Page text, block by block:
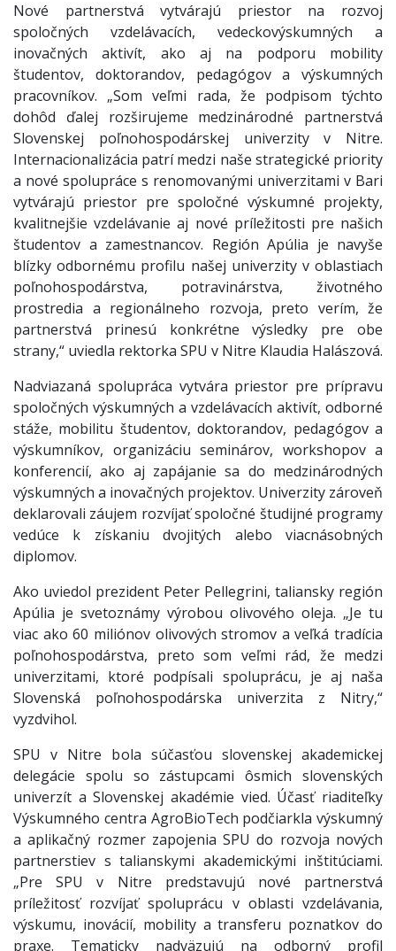
Nové partnerstvá vytvárajú priestor na rozvoj
spoločných vzdelávacích, vedeckovýskumných a
inovačných aktivít, ako aj na podporu mobility
študentov, doktorandov, pedagógov a výskumných
pracovníkov. „Som veľmi rada, že podpisom týchto
dohôd ďalej rozširujeme medzinárodné partnerstvá
Slovenskej poľnohospodárskej univerzity v Nitre.
Internacionalizácia patrí medzi naše strategické priority
a nové spolupráce s renomovanými univerzitami v Bari
vytvárajú priestor pre spoločné výskumné projekty,
kvalitnejšie vzdelávanie aj nové príležitosti pre našich
študentov a zamestnancov. Región Apúlia je navyše
blízky odbornému profilu našej univerzity v oblastiach
poľnohospodárstva, potravinárstva, životného
prostredia a regionálneho rozvoja, preto verím, že
partnerstvá prinesú konkrétne výsledky pre obe
strany,“ uviedla rektorka SPU v Nitre Klaudia Halászová.
Nadviazaná spolupráca vytvára priestor pre prípravu
spoločných výskumných a vzdelávacích aktivít, odborné
stáže, mobilitu študentov, doktorandov, pedagógov a
výskumníkov, organizáciu seminárov, workshopov a
konferencií, ako aj zapájanie sa do medzinárodných
výskumných a inovačných projektov. Univerzity zároveň
deklarovali záujem rozvíjať spoločné študijné programy
vedúce k získaniu dvojitých alebo viacnásobných
diplomov.
Ako uviedol prezident Peter Pellegrini, taliansky región
Apúlia je svetoznámy výrobou olivového oleja. „Je tu
viac ako 60 miliónov olivových stromov a veľká tradícia
poľnohospodárstva, preto som veľmi rád, že medzi
univerzitami, ktoré podpísali spoluprácu, je aj naša
Slovenská poľnohospodárska univerzita z Nitry,“
vyzdvihol.
SPU v Nitre bola súčasťou slovenskej akademickej
delegácie spolu so zástupcami ôsmich slovenských
univerzít a Slovenskej akadémie vied. Účasť riaditeľky
Výskumného centra AgroBioTech podčiarkla výskumný
a aplikačný rozmer zapojenia SPU do rozvoja nových
partnerstiev s talianskymi akademickými inštitúciami.
„Pre SPU v Nitre predstavujú nové partnerstvá
príležitosť rozvíjať spoluprácu v oblasti vzdelávania,
výskumu, inovácií, mobility a transferu poznatkov do
praxe. Tematicky nadväzujú na odborný profil